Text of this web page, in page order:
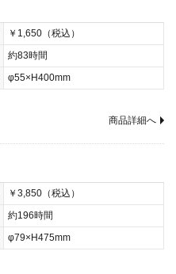
￥1,650（税込）
約83時間
φ55×H400mm
商品詳細へ
￥3,850（税込）
約196時間
φ79×H475mm